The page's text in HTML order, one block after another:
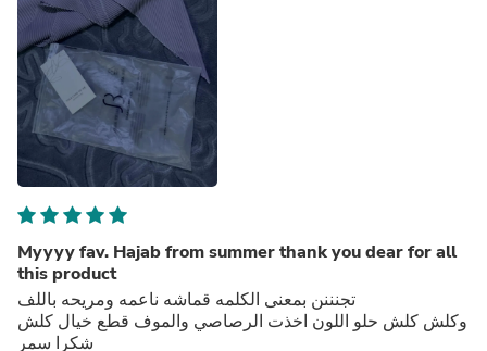
Myyyy fav. Hajab from summer thank you dear for all
this product
وكلش كلش حلو اللون اخذت الرصاصي والموف قطع خيال كلش